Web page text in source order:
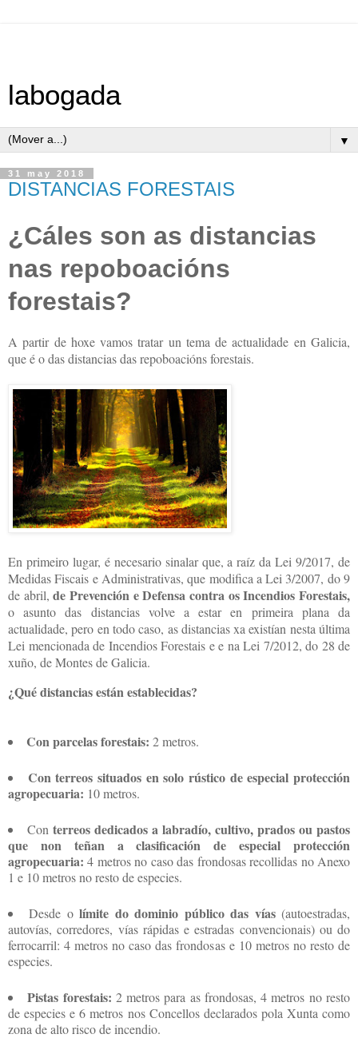
labogada
▼
31 may 2018
DISTANCIAS FORESTAIS
¿Cáles son as distancias
nas repoboacións
forestais?
A partir de hoxe vamos tratar un tema de actualidade en Galicia,
que é o das distancias das repoboacións forestais.
En primeiro lugar, é necesario sinalar que, a raíz da Lei 9/2017, de
Medidas Fiscais e Administrativas, que modifica a Lei 3/2007, do 9
de abril, de Prevención e Defensa contra os Incendios Forestais,
o asunto das distancias volve a estar en primeira plana da
actualidade, pero en todo caso, as distancias xa existían nesta última
Lei mencionada de Incendios Forestais e e na Lei 7/2012, do 28 de
xuño, de Montes de Galicia.
¿Qué distancias están establecidas?
Con parcelas forestais: 2 metros.
Con terreos situados en solo rústico de especial protección
agropecuaria: 10 metros.
Con terreos dedicados a labradío, cultivo, prados ou pastos
que non teñan a clasificación de especial protección
agropecuaria: 4 metros no caso das frondosas recollidas no Anexo
1 e 10 metros no resto de especies.
Desde olímite do dominio público das vías(autoestradas,
autovías, corredores, vías rápidas e estradas convencionais) ou do
ferrocarril: 4 metros no caso das frondosas e 10 metros no resto de
especies.
Pistas forestais: 2 metros para as frondosas, 4 metros no resto
de especies e 6 metros nos Concellos declarados pola Xunta como
zona de alto risco de incendio.